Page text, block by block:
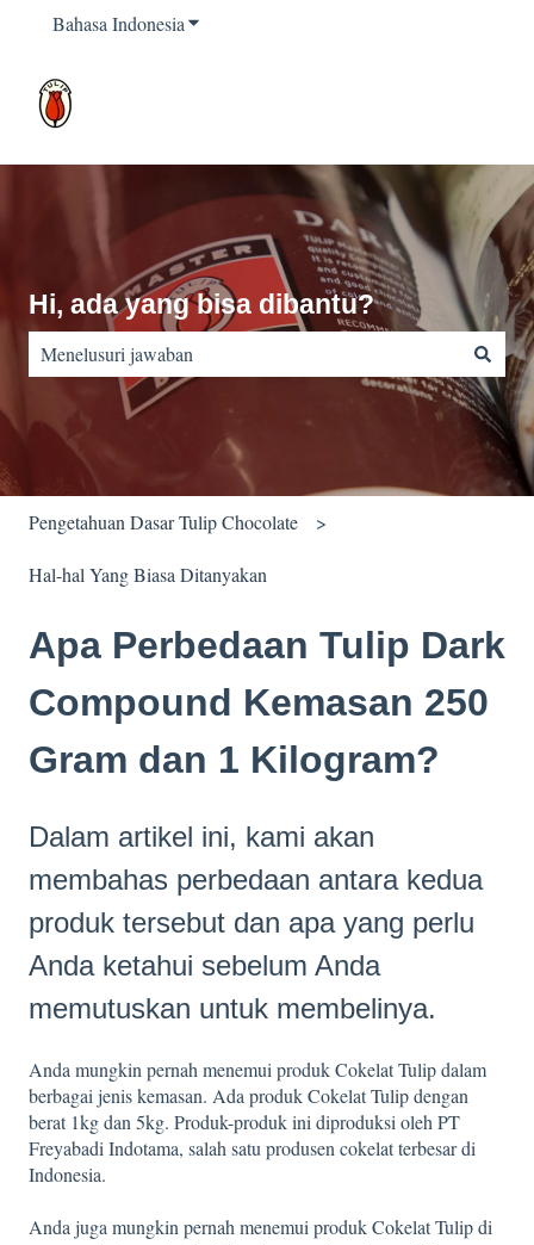
Bahasa IndonesiaTampilkan submenu untuk terjemahan
Hi, ada yang bisa dibantu?
Tidak ada saran karena bidang pencarian kosong.
Pengetahuan Dasar Tulip Chocolate
Hal-hal Yang Biasa Ditanyakan
Apa Perbedaan Tulip Dark
Compound Kemasan 250
Gram dan 1 Kilogram?
Dalam artikel ini, kami akan
membahas perbedaan antara kedua
produk tersebut dan apa yang perlu
Anda ketahui sebelum Anda
memutuskan untuk membelinya.
Anda mungkin pernah menemui produk Cokelat Tulip dalam
berbagai jenis kemasan. Ada produk Cokelat Tulip dengan
berat 1kg dan 5kg. Produk-produk ini diproduksi oleh PT
Freyabadi Indotama, salah satu produsen cokelat terbesar di
Indonesia.
Anda juga mungkin pernah menemui produk Cokelat Tulip di